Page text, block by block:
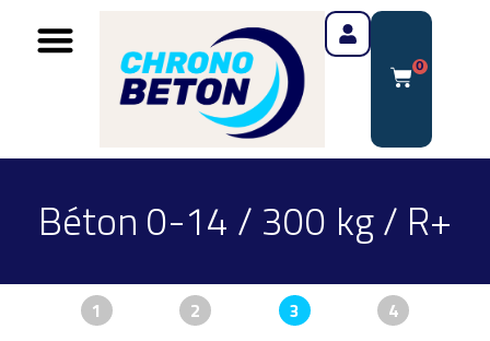
0
Béton 0-14 / 300 kg / R+
1 2 3 4